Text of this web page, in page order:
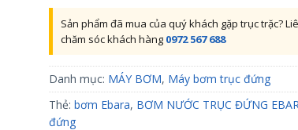
Sản phẩm đã mua của quý khách gặp trục trặc?
chăm sóc khách hàng 0972 567 688
Danh mục: MÁY BƠM, Máy bơm trục đứng
Thẻ: bơm Ebara, BƠM NƯỚC TRỤC ĐỨNG
đứng